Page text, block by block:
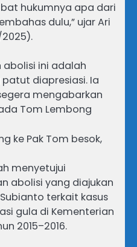
hukumnya apa dari
dulu,” ujar Ari
abolisi ini adalah
diapresiasi. Ia
mengabarkan
Tom Lembong
ke Pak Tom besok,
menyetujui
abolisi yang diajukan
terkait kasus
gula di Kementerian
2015–2016.